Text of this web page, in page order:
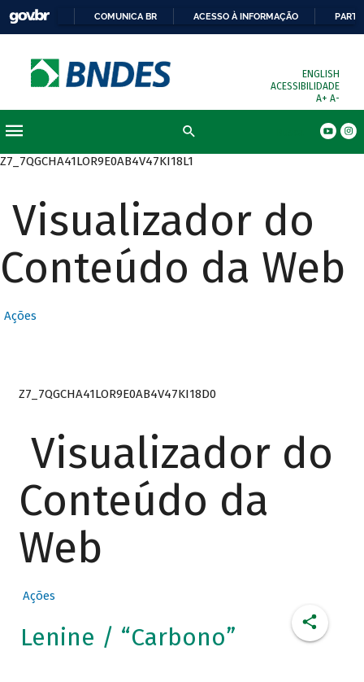
COMUNICA BR ACESSO À INFORMAÇÃO
ENGLISH
ACESSIBILIDADE
A+ A-
Z7_7QGCHA41LOR9E0AB4V47KI18L1
Visualizador do
Conteúdo da Web
Ações
Z7_7QGCHA41LOR9E0AB4V47KI18D0
Visualizador do
Conteúdo da
Web
Ações
Lenine / “Carbono”